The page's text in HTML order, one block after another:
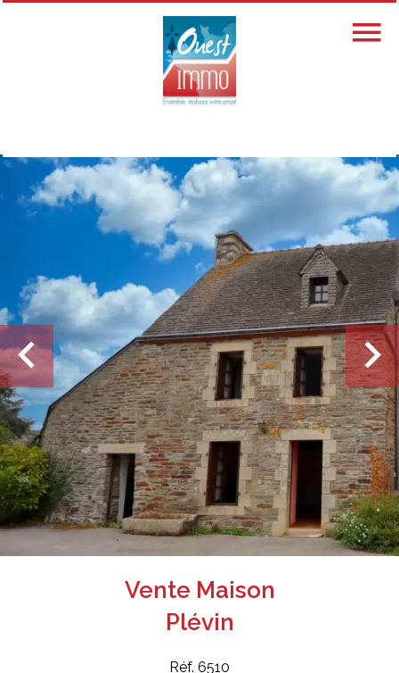
Vente Maison
Plévin
Réf. 6510